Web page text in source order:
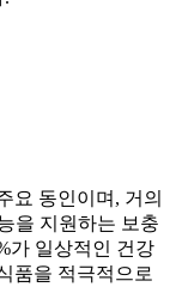
요 동인이며, 거의
을 지원하는 보충
가 일상적인 건강
품을 적극적으로